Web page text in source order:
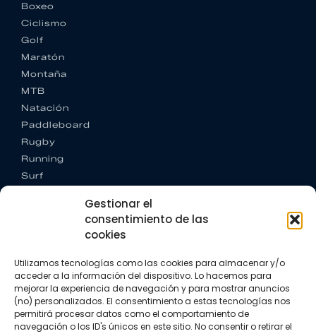
Gestionar el
consentimiento de las
cookies
Utilizamos tecnologías como las cookies para almacenar y/o
acceder a la información del dispositivo. Lo hacemos para
mejorar la experiencia de navegación y para mostrar anuncios
(no) personalizados. El consentimiento a estas tecnologías nos
permitirá procesar datos como el comportamiento de
navegación o los ID's únicos en este sitio. No consentir o retirar el
Boxeo
Ciclismo
Golf
Maratón
Montaña
MTB
Natación
Paddleboard
Rugby
Running
Surf
CONTACTO
+34 662 342 177
info@vkssport.com
SÍGUENOS